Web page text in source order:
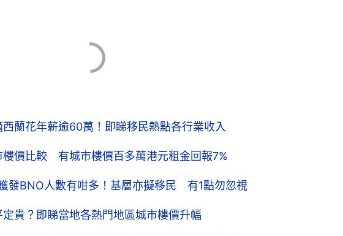
蘭花年薪逾60萬！即睇移民熱點各行業收入
樓價比較 有城市樓價百多萬港元租金回報7%
發BNO人數有咁多！基層亦擬移民 有1點勿忽視
貴？即睇當地各熱門地區城市樓價升幅